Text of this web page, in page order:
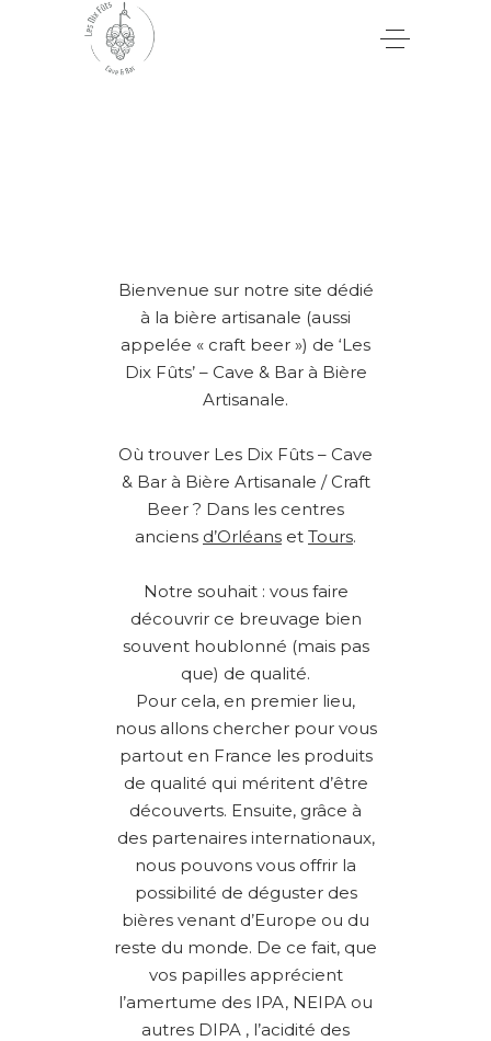
Bienvenue sur notre site dédié
à la bière artisanale (aussi
appelée « craft beer ») de ‘Les
Dix Fûts’ – Cave & Bar à Bière
Artisanale.
Où trouver Les Dix Fûts – Cave
& Bar à Bière Artisanale / Craft
Beer ? Dans les centres
anciens d’Orléans et Tours.
Notre souhait : vous faire
découvrir ce breuvage bien
souvent houblonné (mais pas
que) de qualité.
Pour cela, en premier lieu,
nous allons chercher pour vous
partout en France les produits
de qualité qui méritent d’être
découverts. Ensuite, grâce à
des partenaires internationaux,
nous pouvons vous offrir la
possibilité de déguster des
bières venant d’Europe ou du
reste du monde. De ce fait, que
vos papilles apprécient
l’amertume des IPA, NEIPA ou
autres DIPA , l’acidité des